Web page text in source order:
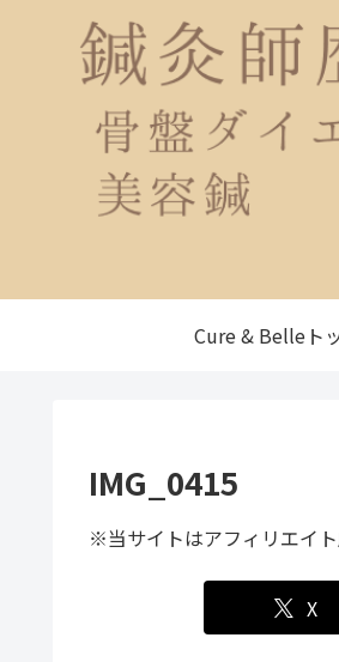
Cure & Belleト
IMG_0415
※当サイトはアフィリエイ
X